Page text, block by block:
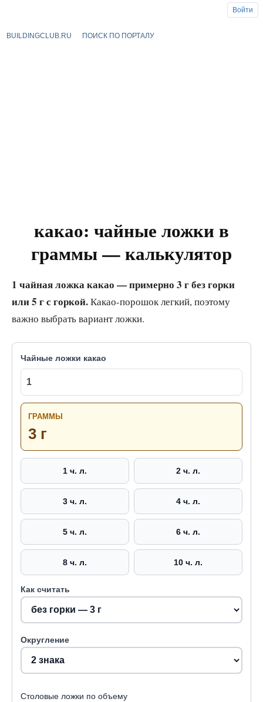
BUILDINGCLUB.RU ПОИСК ПО ПОРТАЛУ
какао: чайные ложки в
граммы — калькулятор
1 чайная ложка какао — примерно 3 г без горки
или 5 г с горкой.Какао-порошок легкий, поэтому
важно выбрать вариант ложки.
Чайные ложки какао
ГРАММЫ
3 г
1 ч. л. 2 ч. л.
3 ч. л. 4 ч. л.
5 ч. л. 6 ч. л.
8 ч. л. 10 ч. л.
Как считать
Округление
Столовые ложки по объему
Войти